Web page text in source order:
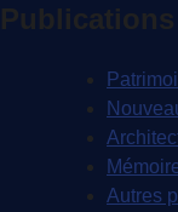
Publications
Autres